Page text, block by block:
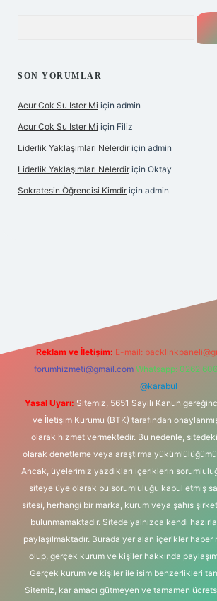
SON YORUMLAR
Acur Cok Su Ister Mi için admin
Acur Cok Su Ister Mi için Filiz
Liderlik Yaklaşımları Nelerdir için admin
Liderlik Yaklaşımları Nelerdir için Oktay
Sokratesin Öğrencisi Kimdir için admin
Reklam ve İletişim: E-mail:
forumhizmeti@gmail.com Whatsapp: 0262
@karabul
Yasal Uyarı: Sitemiz, 5651 Sayılı Kanun
ve İletişim Kurumu (BTK) tarafından
olarak hizmet vermektedir. Bu nedenle,
olarak denetleme veya araştırma
Ancak, üyelerimiz yazdıkları içeriklerin
siteye üye olarak bu sorumluluğu kabul etmiş
sitesi, herhangi bir marka, kurum veya şahıs
bulunmamaktadır. Sitede yalnızca kendi
paylaşılmaktadır. Burada yer alan içerikler haber
olup, gerçek kurum ve kişiler hakkında
Gerçek kurum ve kişiler ile isim benzerlikleri
Sitemiz, kar amacı gütmeyen ve tamamen